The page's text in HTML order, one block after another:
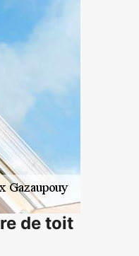
de toit